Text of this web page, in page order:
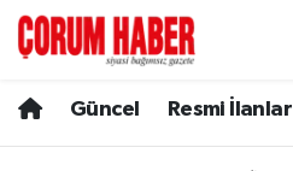
Güncel Resmi İlanlar
Spor
Hava Durumu